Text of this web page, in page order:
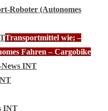
Roboter (Autonomes
Transportmittel wie; –
Fahren – Cargobike
INT
INT